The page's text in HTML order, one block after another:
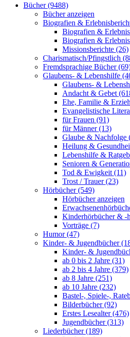
Bücher (9488)
Bücher anzeigen
Biografien &
Biografien &
Biografien &
Missionsberichte (26)
Charismatisch/Pfingstlich
Fremdsprachige Bücher
Glaubens- & Lebenshilfe
Glaubens- &
Andacht & Gebet
Ehe, Familie &
Evangelistische
für Frauen (91)
für Männer (13)
Glaube & Nachfolge
Heilung &
Lebenshilfe &
Senioren &
Tod & Ewigkeit (11)
Trost / Trauer (23)
Hörbücher (549)
Hörbücher anzeigen
Kinderhörbücher & -
Vorträge (7)
Humor (47)
Kinder- & Jugendbücher
Kinder- &
ab 0 bis 2 Jahre (31)
ab 2 bis 4 Jahre (379)
ab 8 Jahre (251)
ab 10 Jahre (232)
Bastel-, Spiele-,
Bilderbücher (92)
Erstes Lesealter (476)
Jugendbücher (313)
Liederbücher (189)